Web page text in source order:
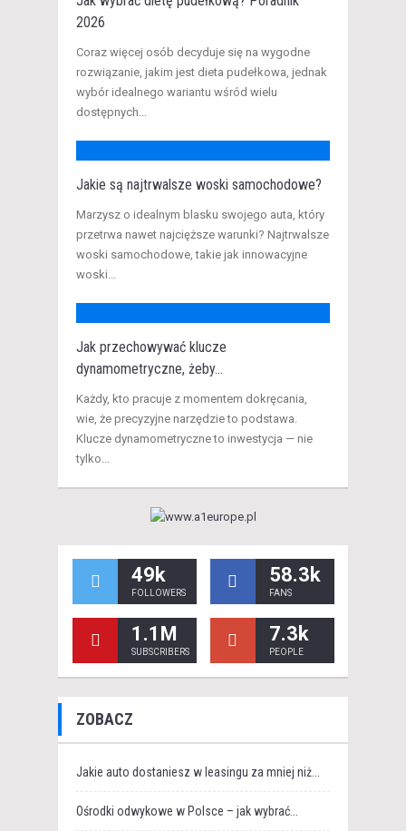
2026
​Coraz więcej osób decyduje się na wygodne
rozwiązanie, jakim jest dieta pudełkowa, jednak
wybór idealnego wariantu wśród wielu
dostępnych...
Jakie są najtrwalsze woski samochodowe?
Marzysz o idealnym blasku swojego auta, który
przetrwa nawet najcięższe warunki? Najtrwalsze
woski samochodowe, takie jak innowacyjne
woski...
Jak przechowywać klucze
dynamometryczne, żeby...
Każdy, kto pracuje z momentem dokręcania,
wie, że precyzyjne narzędzie to podstawa.
Klucze dynamometryczne to inwestycja — nie
tylko...
49k
FOLLOWERS
58.3k
FANS
1.1M
SUBSCRIBERS
7.3k
PEOPLE
ZOBACZ
Jakie auto dostaniesz w leasingu za mniej niż...
Ośrodki odwykowe w Polsce – jak wybrać...